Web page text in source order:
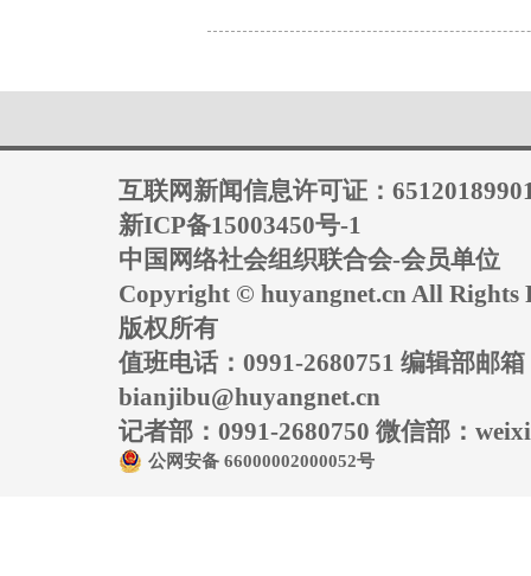
互联网新闻信息许可证：
新ICP备15003450号-1
中国网络社会组织联合会-会员单位
Copyright © huyangnet.cn All Rights
版权所有
值班电话：0991-2680751 编辑部邮箱
bianjibu@huyangnet.cn
记者部：0991-2680750 微信部：
公网安备 66000002000052号